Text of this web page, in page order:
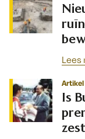
Lees
Artikel
Is